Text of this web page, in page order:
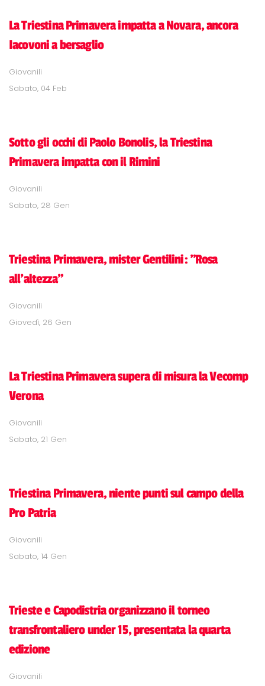
La Triestina Primavera impatta a Novara, ancora
Iacovoni a bersaglio
Giovanili
Sabato, 04 Feb
Sotto gli occhi di Paolo Bonolis, la Triestina
Primavera impatta con il Rimini
Giovanili
Sabato, 28 Gen
Triestina Primavera, mister Gentilini: "Rosa
all'altezza"
Giovanili
Giovedì, 26 Gen
La Triestina Primavera supera di misura la Vecomp
Verona
Giovanili
Sabato, 21 Gen
Triestina Primavera, niente punti sul campo della
Pro Patria
Giovanili
Sabato, 14 Gen
Trieste e Capodistria organizzano il torneo
transfrontaliero under 15, presentata la quarta
edizione
Giovanili